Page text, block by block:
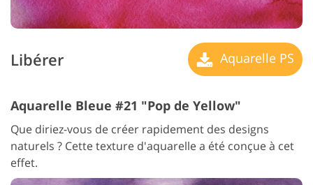
Libérer Aquarelle PS
Aquarelle Bleue #21 "Pop de Yellow"
Que diriez-vous de créer rapidement des designs
naturels ? Cette texture d'aquarelle a été conçue à cet
effet.